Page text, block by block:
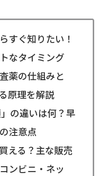
すぐ知りたい！
なタイミング
薬の仕組みと
原理を解説
の違いは何？早
注意点
える？主な販売
ンビニ・ネッ